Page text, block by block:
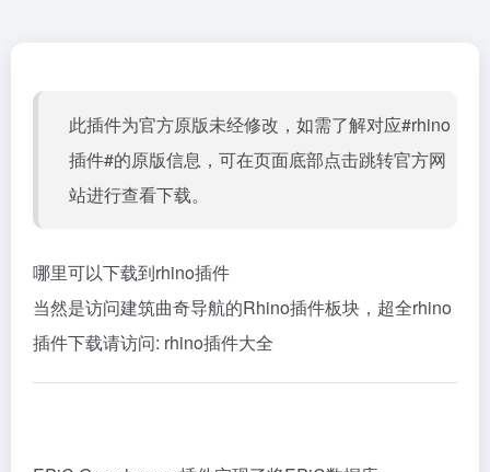
此插件为官方原版未经修改，如需了解对应#rhino
插件#的原版信息，可在页面底部点击跳转官方网
站进行查看下载。
哪里可以下载到rhino插件
当然是访问建筑曲奇导航的Rhino插件板块，超全rhino
插件下载请访问: rhino插件大全